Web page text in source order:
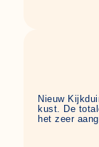
Nieuw
kust. De
het zeer